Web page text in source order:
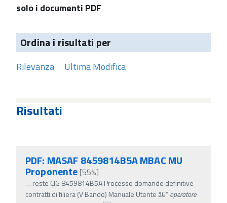
solo i documenti PDF
Ordina i risultati per
Rilevanza Ultima Modifica
Risultati
PDF: MASAF 8459814B5A MBAC MU
Proponente[55%]
… reste CIG 8459814B5A Processo domande definitive
contratti di filiera (V Bando) Manuale Utente â€“operatore